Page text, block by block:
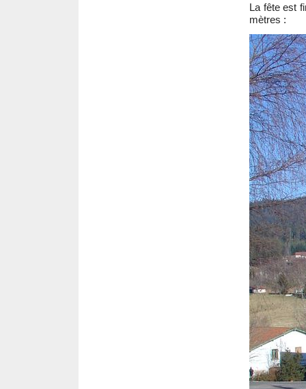
La fête est
mètres :